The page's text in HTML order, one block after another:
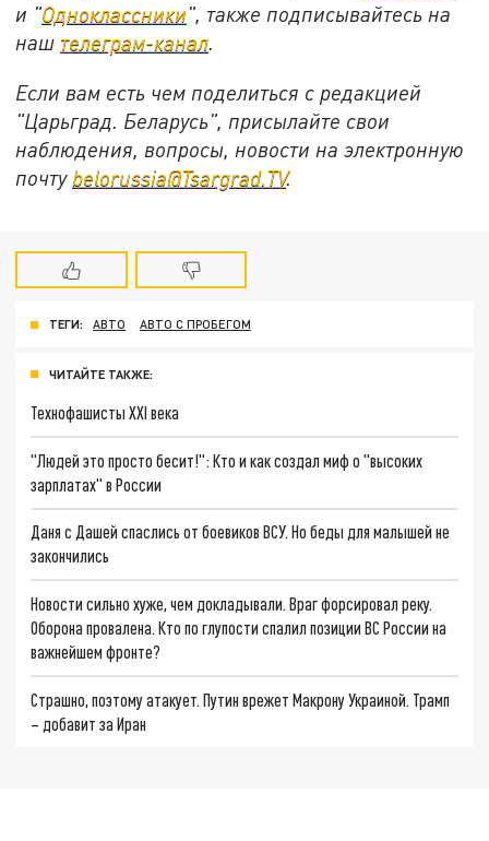
и "Одноклассники", также подписывайтесь на
наш телеграм-канал.
Если вам есть чем поделиться с редакцией
"Царьград. Беларусь", присылайте свои
наблюдения, вопросы, новости на электронную
почту belorussia@Tsargrad.TV.
ТЕГИ: АВТО АВТО С ПРОБЕГОМ
ЧИТАЙТЕ ТАКЖЕ:
Технофашисты XXI века
"Людей это просто бесит!": Кто и как создал миф о "высоких
зарплатах" в России
Даня с Дашей спаслись от боевиков ВСУ. Но беды для малышей не
закончились
Новости сильно хуже, чем докладывали. Враг форсировал реку.
Оборона провалена. Кто по глупости спалил позиции ВС России на
важнейшем фронте?
Страшно, поэтому атакует. Путин врежет Макрону Украиной. Трамп
– добавит за Иран